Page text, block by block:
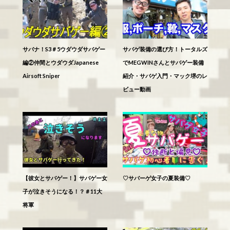
サバナ！S3＃5ウダウダサバゲー
編②仲間とウダウダJapanese
Airsoft Sniper
サバゲ装備の選び方！トータルズ
でMEGWINさんとサバゲー装備
紹介・サバゲ入門・マック堺のレ
ビュー動画
【彼女とサバゲー！】サバゲー女
子が泣きそうになる！？＃11大
将軍
♡サバーゲ女子の夏装備♡